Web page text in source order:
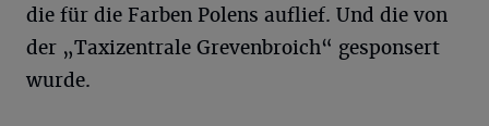
die für die Farben Polens auflief. Und die von
der „Taxizentrale Grevenbroich“ gesponsert
wurde.